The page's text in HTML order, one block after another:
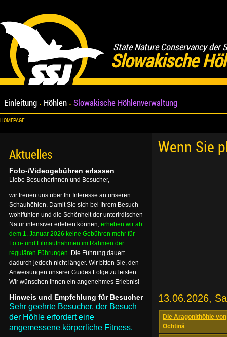
State Nature Conservancy der
Slowakische
Einleitung Höhlen Slowakische Höhlenverwaltung
HOMEPAGE
Wenn Sie
13.06.2026,
Die Aragonithöhle von
Ochtiná
Aktuelles
Foto-/Videogebühren erlassen
Liebe Besucherinnen und Besucher,
wir freuen uns über Ihr Interesse an unseren
Schauhöhlen. Damit Sie sich bei Ihrem Besuch
wohlfühlen und die Schönheit der unterirdischen
Natur intensiver erleben können, erheben wir ab
dem 1. Januar 2026 keine Gebühren mehr für
Foto- und Filmaufnahmen im Rahmen der
regulären Führungen. Die Führung dauert
dadurch jedoch nicht länger. Wir bitten Sie, den
Anweisungen unserer Guides Folge zu leisten.
Wir wünschen Ihnen ein angenehmes Erlebnis!
Hinweis und Empfehlung für Besucher
Sehr geehrte Besucher, der Besuch
der Höhle erfordert eine
angemessene körperliche Fitness.